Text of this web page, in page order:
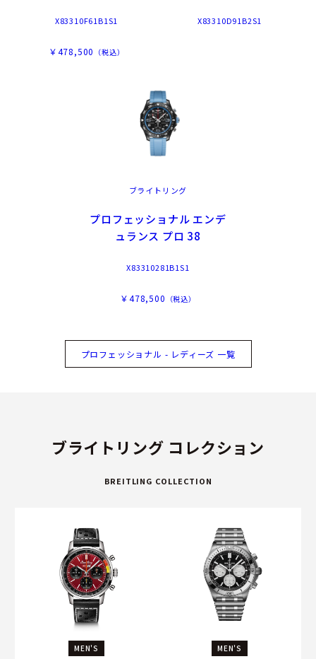
X83310F61B1S1
￥478,500 （税込）
X83310D91B2S1
ブライトリング
プロフェッショナル エンデ
ュランス プロ 38
X83310281B1S1
￥478,500 （税込）
プロフェッショナル - レディーズ 一覧
ブライトリング コレクション
BREITLING COLLECTION
MEN'S MEN'S